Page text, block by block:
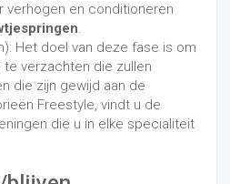
verhogen en conditioneren
.
Het doel van deze fase is om
verzachten die zullen
die zijn gewijd aan de
Freestyle, vindt u de
die u in elke specialiteit